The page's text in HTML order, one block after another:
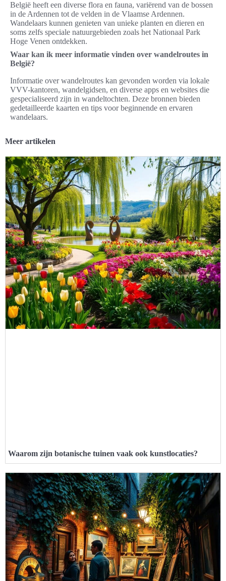
België heeft een diverse flora en fauna, variërend van de bossen
in de Ardennen tot de velden in de Vlaamse Ardennen.
Wandelaars kunnen genieten van unieke planten en dieren en
soms zelfs speciale natuurgebieden zoals het Nationaal Park
Hoge Venen ontdekken.
Waar kan ik meer informatie vinden over wandelroutes in
België?
Informatie over wandelroutes kan gevonden worden via lokale
VVV-kantoren, wandelgidsen, en diverse apps en websites die
gespecialiseerd zijn in wandeltochten. Deze bronnen bieden
gedetailleerde kaarten en tips voor beginnende en ervaren
wandelaars.
Meer artikelen
Waarom zijn botanische tuinen vaak ook kunstlocaties?